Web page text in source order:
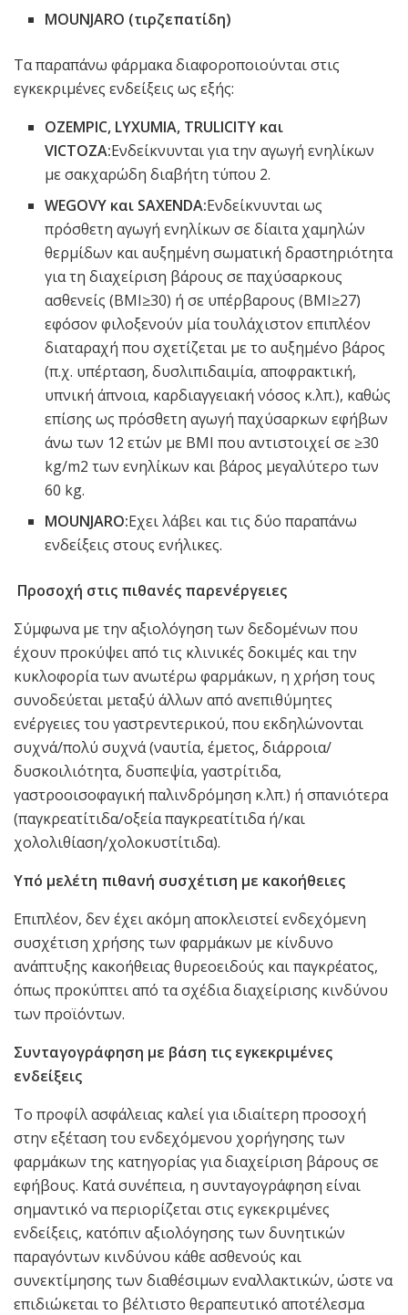
MOUNJARO (τιρζεπατίδη)
Τα παραπάνω φάρμακα διαφοροποιούνται στις
εγκεκριμένες ενδείξεις ως εξής:
OZEMPIC, LYXUMIA, TRULICITY και
VICTOZA:Ενδείκνυνται για την αγωγή ενηλίκων
με σακχαρώδη διαβήτη τύπου 2.
WEGOVY και SAXENDA:Ενδείκνυνται ως
πρόσθετη αγωγή ενηλίκων σε δίαιτα χαμηλών
θερμίδων και αυξημένη σωματική δραστηριότητα
για τη διαχείριση βάρους σε παχύσαρκους
ασθενείς (ΒΜΙ≥30) ή σε υπέρβαρους (BMI≥27)
εφόσον φιλοξενούν μία τουλάχιστον επιπλέον
διαταραχή που σχετίζεται με το αυξημένο βάρος
(π.χ. υπέρταση, δυσλιπιδαιμία, αποφρακτική,
υπνική άπνοια, καρδιαγγειακή νόσος κ.λπ.), καθώς
επίσης ως πρόσθετη αγωγή παχύσαρκων εφήβων
άνω των 12 ετών με BMI που αντιστοιχεί σε ≥30
kg/m2 των ενηλίκων και βάρος μεγαλύτερο των
60 kg.
MOUNJARO:Εχει λάβει και τις δύο παραπάνω
ενδείξεις στους ενήλικες.
Προσοχή στις πιθανές παρενέργειες
Σύμφωνα με την αξιολόγηση των δεδομένων που
έχουν προκύψει από τις κλινικές δοκιμές και την
κυκλοφορία των ανωτέρω φαρμάκων, η χρήση τους
συνοδεύεται μεταξύ άλλων από ανεπιθύμητες
ενέργειες του γαστρεντερικού, που εκδηλώνονται
συχνά/πολύ συχνά (ναυτία, έμετος, διάρροια/
δυσκοιλιότητα, δυσπεψία, γαστρίτιδα,
γαστροοισοφαγική παλινδρόμηση κ.λπ.) ή σπανιότερα
(παγκρεατίτιδα/οξεία παγκρεατίτιδα ή/και
χολολιθίαση/χολοκυστίτιδα).
Υπό μελέτη πιθανή συσχέτιση με κακοήθειες
Επιπλέον, δεν έχει ακόμη αποκλειστεί ενδεχόμενη
συσχέτιση χρήσης των φαρμάκων με κίνδυνο
ανάπτυξης κακοήθειας θυρεοειδούς και παγκρέατος,
όπως προκύπτει από τα σχέδια διαχείρισης κινδύνου
των προϊόντων.
Συνταγογράφηση με βάση τις εγκεκριμένες
ενδείξεις
Το προφίλ ασφάλειας καλεί για ιδιαίτερη προσοχή
στην εξέταση του ενδεχόμενου χορήγησης των
φαρμάκων της κατηγορίας για διαχείριση βάρους σε
εφήβους. Κατά συνέπεια, η συνταγογράφηση είναι
σημαντικό να περιορίζεται στις εγκεκριμένες
ενδείξεις, κατόπιν αξιολόγησης των δυνητικών
παραγόντων κινδύνου κάθε ασθενούς και
συνεκτίμησης των διαθέσιμων εναλλακτικών, ώστε να
επιδιώκεται το βέλτιστο θεραπευτικό αποτέλεσμα